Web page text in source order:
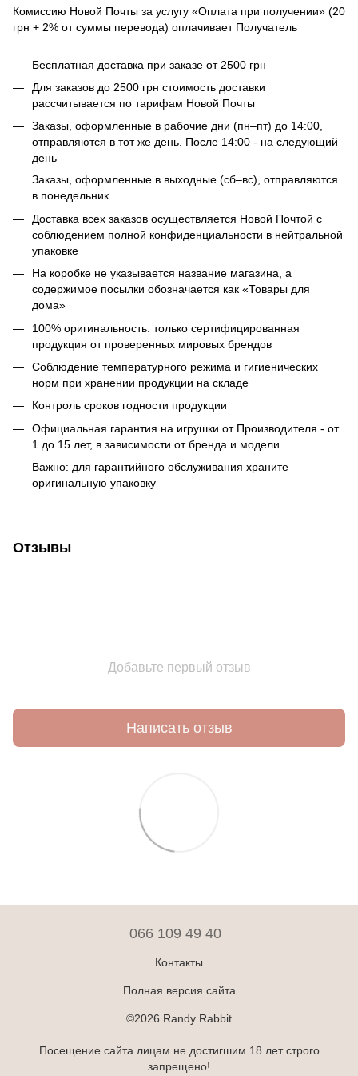
Комиссию Новой Почты за услугу «Оплата при получении» (20
грн + 2% от суммы перевода) оплачивает Получатель
Бесплатная доставка при заказе от 2500 грн
Для заказов до 2500 грн стоимость доставки
рассчитывается по тарифам Новой Почты
Заказы, оформленные в рабочие дни (пн–пт) до 14:00,
отправляются в тот же день. После 14:00 - на следующий
день
Заказы, оформленные в выходные (сб–вс), отправляются
в понедельник
Доставка всех заказов осуществляется Новой Почтой с
соблюдением полной конфиденциальности в нейтральной
упаковке
На коробке не указывается название магазина, а
содержимое посылки обозначается как «Товары для
дома»
100% оригинальность: только сертифицированная
продукция от проверенных мировых брендов
Соблюдение температурного режима и гигиенических
норм при хранении продукции на складе
Контроль сроков годности продукции
Официальная гарантия на игрушки от Производителя - от
1 до 15 лет, в зависимости от бренда и модели
Важно: для гарантийного обслуживания храните
оригинальную упаковку
Отзывы
Добавьте первый отзыв
Написать отзыв
066 109 49 40
Контакты
Полная версия сайта
©2026 Randy Rabbit
Посещение сайта лицам не достигшим 18 лет строго
запрещено!